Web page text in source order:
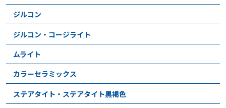
ジルコン
ジルコン・コージライト
ムライト
カラーセラミックス
ステアタイト・ステアタイト黒褐色